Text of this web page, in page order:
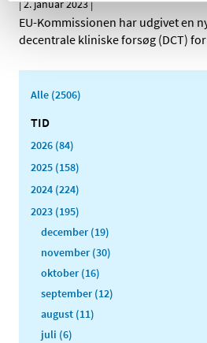
|2. januar 2023|
EU-Kommissionen har udgivet en
decentrale kliniske forsøg (DCT)
Alle (2506)
TID
2026 (84)
2025 (158)
2024 (224)
2023 (195)
december (19)
november (30)
oktober (16)
september (12)
august (11)
juli (6)